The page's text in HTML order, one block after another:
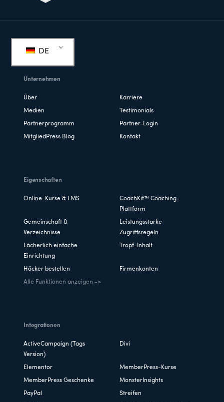
DE
Unternehmen
Über Karriere
Medien Testimonials
Partnerprogramm Partner-Login
MitgliedPress Blog Kontakt
Eigenschaften
Online-Kurse & LMS
CoachKit™ Coaching-
Plattform
Gemeinschaft &
Verzeichnisse
Leistungsstarke
Zugriffsregeln
Lächerlich einfache
Einrichtung
Tropf-Inhalt
Höcker bestellen Firmenkonten
Alle Funktionen anzeigen ->
Integrationen
ActiveCampaign (Tags
Version)
Divi
Elementor MemberPress-Kurse
MemberPress Geschenke MonsterInsights
PayPal Streifen